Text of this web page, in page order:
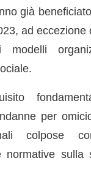
già
ad eccezione
modelli
per
colpose
normative sulla